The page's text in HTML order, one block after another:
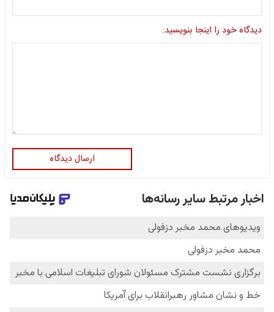
دیدگاه خود را اینجا بنویسید:
ارسال دیدگاه